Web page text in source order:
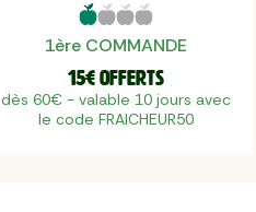
1ère COMMANDE
15€ offerts
dès 60€ - valable 10 jours avec
le code FRAICHEUR50